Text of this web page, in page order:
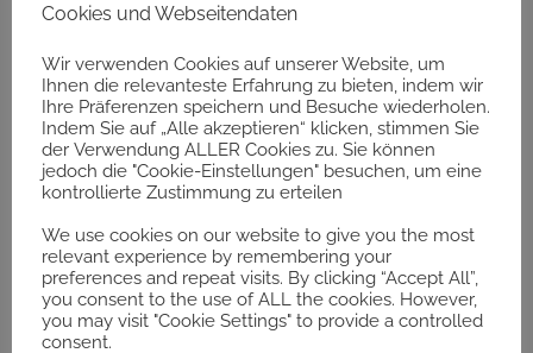
SAMMLUNGEN
V
Ausstellung vom 07.10.2018 bis 09.11.2018
Cookies und Webseitendaten
Wir verwenden Cookies auf unserer Website, um
Ihnen die relevanteste Erfahrung zu bieten, indem wir
Ihre Präferenzen speichern und Besuche wiederholen.
Indem Sie auf „Alle akzeptieren“ klicken, stimmen Sie
der Verwendung ALLER Cookies zu. Sie können
jedoch die "Cookie-Einstellungen" besuchen, um eine
kontrollierte Zustimmung zu erteilen
We use cookies on our website to give you the most
relevant experience by remembering your
preferences and repeat visits. By clicking “Accept All”,
you consent to the use of ALL the cookies. However,
you may visit "Cookie Settings" to provide a controlled
consent.